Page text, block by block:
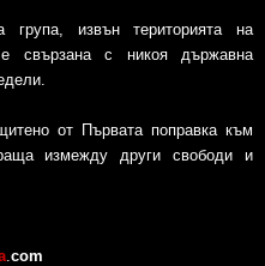
група, извън територията на
свързана с никоя държавна
от Първата поправка към
измежду други свободи и
com